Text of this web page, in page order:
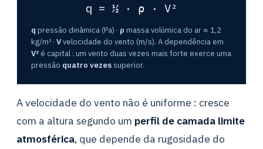
q = ½ · ρ · V²
q pressão dinâmica (Pa) · ρ massa volúmica do ar ≈ 1,2
kg/m³ · Vvelocidade do vento (m/s). A dependência em
V² é capital : um vento duas vezes mais forte exerce uma
pressão quatro vezessuperior.
A velocidade do vento não é uniforme : cresce
com a altura segundo um perfil de camada limite
atmosférica, que depende da rugosidade do